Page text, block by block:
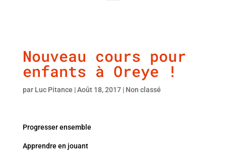
Nouveau cours pour
enfants à Oreye !
par Luc Pitance |Août 18, 2017| Non classé
Progresser ensemble
Apprendre en jouant